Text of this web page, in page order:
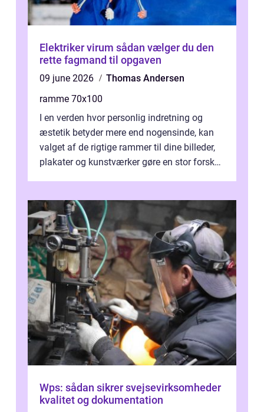
Elektriker virum sådan vælger du den
rette fagmand til opgaven
09 june 2026
Thomas Andersen
ramme 70x100
I en verden hvor personlig indretning og
æstetik betyder mere end nogensinde, kan
valget af de rigtige rammer til dine billeder,
plakater og kunstværker gøre en stor forskel.
Wps: sådan sikrer svejsevirksomheder
kvalitet og dokumentation